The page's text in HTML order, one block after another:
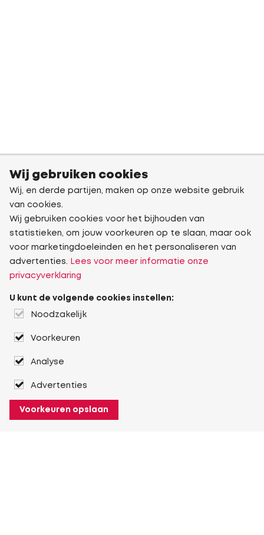
Wij gebruiken cookies
Wij, en derde partijen, maken op onze website gebruik
van cookies.
Wij gebruiken cookies voor het bijhouden van
statistieken, om jouw voorkeuren op te slaan, maar ook
voor marketingdoeleinden en het personaliseren van
advertenties.
Lees voor meer informatie onze
privacyverklaring
U kunt de volgende cookies instellen:
Noodzakelijk
Voorkeuren
Analyse
Advertenties
Voorkeuren opslaan